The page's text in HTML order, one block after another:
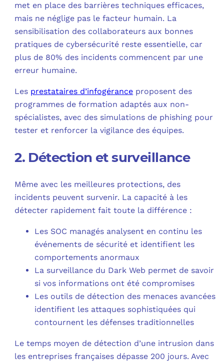
met en place des barrières techniques efficaces,
mais ne néglige pas le facteur humain. La
sensibilisation des collaborateurs aux bonnes
pratiques de cybersécurité reste essentielle, car
plus de 80% des incidents commencent par une
erreur humaine.
Les prestataires d’infogérance proposent des
programmes de formation adaptés aux non-
spécialistes, avec des simulations de phishing pour
tester et renforcer la vigilance des équipes.
2. Détection et surveillance
Même avec les meilleures protections, des
incidents peuvent survenir. La capacité à les
détecter rapidement fait toute la différence :
Les SOC managés analysent en continu les
événements de sécurité et identifient les
comportements anormaux
La surveillance du Dark Web permet de savoir
si vos informations ont été compromises
Les outils de détection des menaces avancées
identifient les attaques sophistiquées qui
contournent les défenses traditionnelles
Le temps moyen de détection d’une intrusion dans
les entreprises françaises dépasse 200 jours. Avec